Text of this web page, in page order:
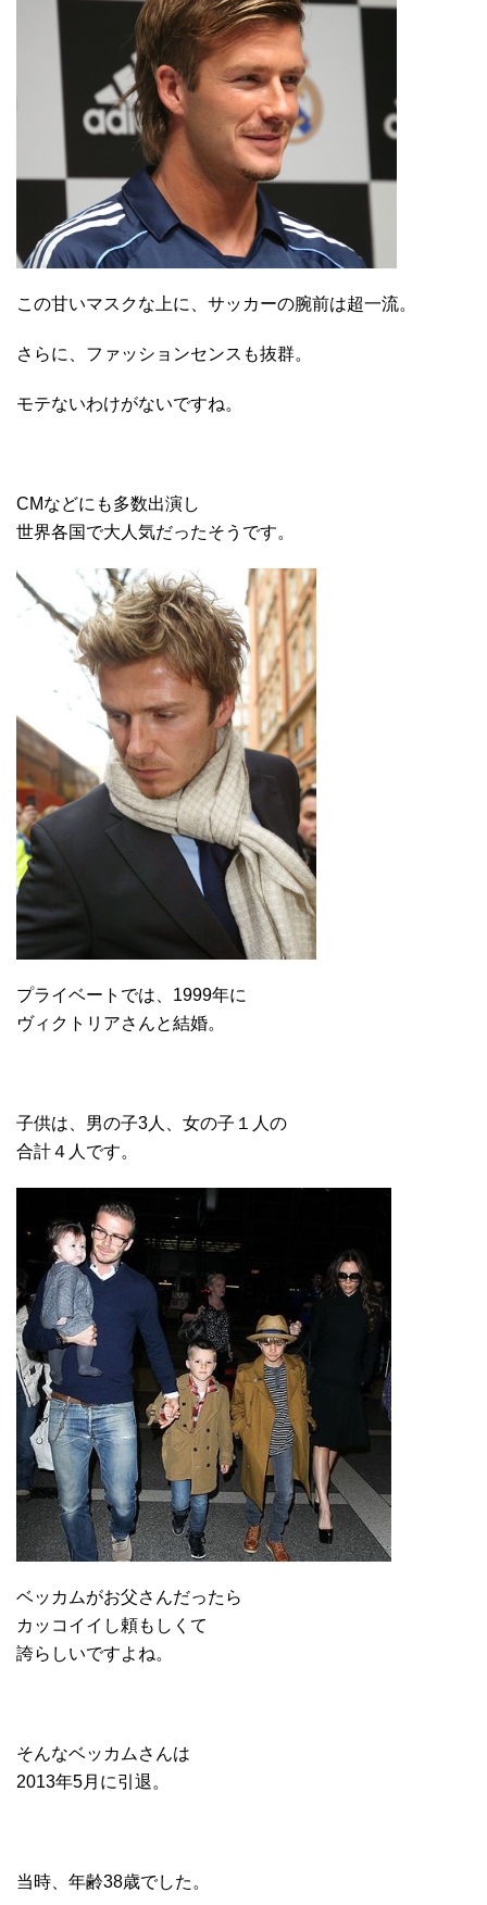
この甘いマスクな上に、サッカーの腕前は超一流。
さらに、ファッションセンスも抜群。
モテないわけがないですね。
CMなどにも多数出演し
世界各国で大人気だったそうです。
プライベートでは、1999年に
ヴィクトリアさんと結婚。
子供は、男の子3人、女の子１人の
合計４人です。
ベッカムがお父さんだったら
カッコイイし頼もしくて
誇らしいですよね。
そんなベッカムさんは
2013年5月に引退。
当時、年齢38歳でした。